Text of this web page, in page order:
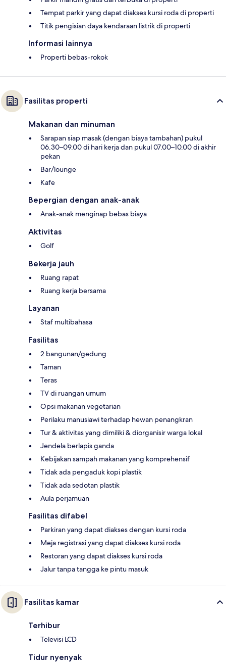
Tempat parkir yang dapat diakses kursi roda di properti
Titik pengisian daya kendaraan listrik di properti
Informasi lainnya
Properti bebas-rokok
Fasilitas properti
Makanan dan minuman
Sarapan siap masak (dengan biaya tambahan) pukul
06.30–09.00 di hari kerja dan pukul 07.00–10.00 di akhir
pekan
Bar/lounge
Kafe
Bepergian dengan anak-anak
Anak-anak menginap bebas biaya
Aktivitas
Golf
Bekerja jauh
Ruang rapat
Ruang kerja bersama
Layanan
Staf multibahasa
Fasilitas
2 bangunan/gedung
Taman
Teras
TV di ruangan umum
Opsi makanan vegetarian
Perilaku manusiawi terhadap hewan penangkran
Tur & aktivitas yang dimiliki & diorganisir warga lokal
Jendela berlapis ganda
Kebijakan sampah makanan yang komprehensif
Tidak ada pengaduk kopi plastik
Tidak ada sedotan plastik
Aula perjamuan
Fasilitas difabel
Parkiran yang dapat diakses dengan kursi roda
Meja registrasi yang dapat diakses kursi roda
Restoran yang dapat diakses kursi roda
Jalur tanpa tangga ke pintu masuk
Fasilitas kamar
Terhibur
Televisi LCD
Tidur nyenyak